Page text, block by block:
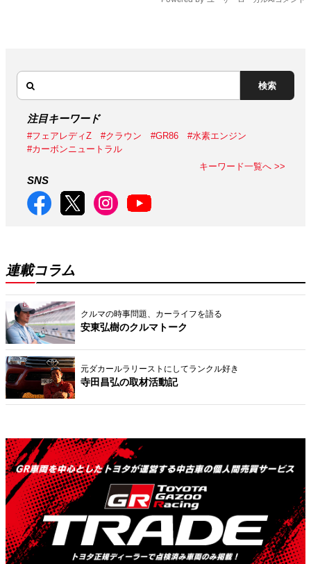
検索
注目キーワード
#フェアレディZ #クラウン #GR86
#水素エンジン
#カーボンニュートラル
キーワード一覧へ >>
SNS
連載コラム
クルマの時事問題、カーライフを語る
安東弘樹のクルマトーク
元ダカールラリーストにしてランクル好き
寺田昌弘の取材活動記